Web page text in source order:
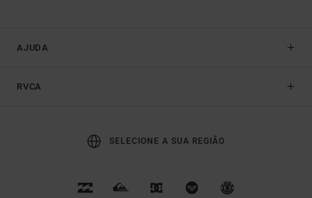
AJUDA
RVCA
SELECIONE A SUA REGIÃO